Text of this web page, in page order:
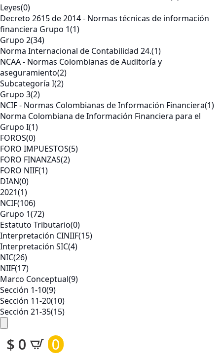
Leyes(0)
Decreto 2615 de 2014 - Normas técnicas de información
financiera Grupo 1(1)
Grupo 2(34)
Norma Internacional de Contabilidad 24.(1)
NCAA - Normas Colombianas de Auditoría y
aseguramiento(2)
Subcategoría I(2)
Grupo 3(2)
NCIF - Normas Colombianas de Información Financiera(1)
Norma Colombiana de Información Financiera para el
Grupo I(1)
FOROS(0)
FORO IMPUESTOS(5)
FORO FINANZAS(2)
FORO NIIF(1)
DIAN(0)
2021(1)
NCIF(106)
Grupo 1(72)
Estatuto Tributario(0)
Interpretación CINIIF(15)
Interpretación SIC(4)
NIC(26)
NIIF(17)
Marco Conceptual(9)
Sección 1-10(9)
Sección 11-20(10)
Sección 21-35(15)
$ 0 0